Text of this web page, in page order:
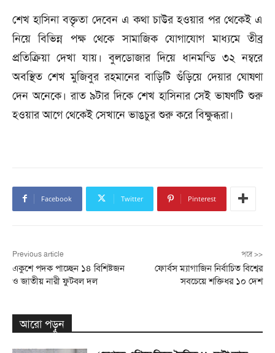
শেখ হাসিনা বক্তৃতা দেবেন এ কথা চাউর হওয়ার পর থেকেই এ
নিয়ে বিভিন্ন পক্ষ থেকে সামাজিক যোগাযোগ মাধ্যমে তীব্র
প্রতিক্রিয়া দেখা যায়। বুলডোজার দিয়ে ধানমন্ডি ৩২ নম্বরে
অবস্থিত শেখ মুজিবুর রহমানের বাড়িটি গুঁড়িয়ে দেয়ার ঘোষণা
দেন অনেকে। রাত ৯টার দিকে শেখ হাসিনার সেই ভাষণটি শুরু
হওয়ার আগে থেকেই সেখানে ভাঙচুর শুরু করে বিক্ষুব্ধরা।
Facebook Twitter Pinterest
Previous article
একুশে পদক পাচ্ছেন ১৪ বিশিষ্টজন
ও জাতীয় নারী ফুটবল দল
পরে >>
ফোর্বস ম্যাগাজিন নির্বাচিত বিশ্বের
সবচেয়ে শক্তিধর ১০ দেশ
আরো পড়ুন